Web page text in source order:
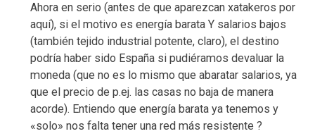
Ahora en serio (antes de que aparezcan xatakeros por
aquí), si el motivo es energía barata Y salarios bajos
(también tejido industrial potente, claro), el destino
podría haber sido España si pudiéramos devaluar la
moneda (que no es lo mismo que abaratar salarios, ya
que el precio de p.ej. las casas no baja de manera
acorde). Entiendo que energía barata ya tenemos y
«solo» nos falta tener una red más resistente ?